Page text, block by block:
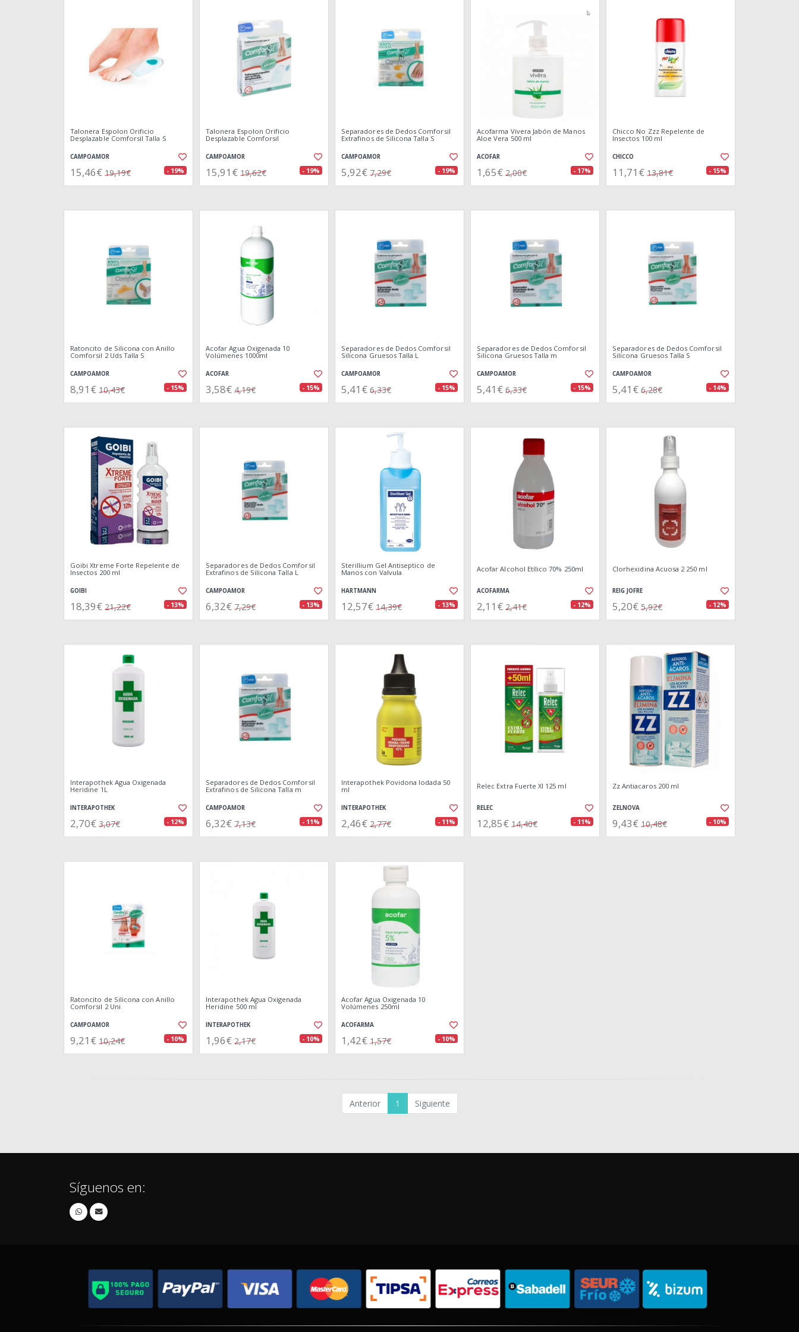
Talonera Espolon Orificio
Desplazable Comforsil Talla S
CAMPOAMOR
15,46€ 19,19€ - 19%
Talonera Espolon Orificio
Desplazable Comforsil
CAMPOAMOR
15,91€ 19,62€ - 19%
Separadores de Dedos Comforsil
Extrafinos de Silicona Talla S
CAMPOAMOR
5,92€ 7,29€ - 19%
Acofarma Vivera Jabón de Manos
Aloe Vera 500 ml
ACOFAR
1,65€ 2,00€ - 17%
Chicco No Zzz Repelente de
Insectos 100 ml
CHICCO
11,71€ 13,81€ - 15%
Ratoncito de Silicona con Anillo
Comforsil 2 Uds Talla S
CAMPOAMOR
8,91€ 10,43€ - 15%
Acofar Agua Oxigenada 10
Volúmenes 1000ml
ACOFAR
3,58€ 4,19€ - 15%
Separadores de Dedos Comforsil
Silicona Gruesos Talla L
CAMPOAMOR
5,41€ 6,33€ - 15%
Separadores de Dedos Comforsil
Silicona Gruesos Talla m
CAMPOAMOR
5,41€ 6,33€ - 15%
Separadores de Dedos Comforsil
Silicona Gruesos Talla S
CAMPOAMOR
5,41€ 6,28€ - 14%
Goibi Xtreme Forte Repelente de
Insectos 200 ml
GOIBI
18,39€ 21,22€ - 13%
Separadores de Dedos Comforsil
Extrafinos de Silicona Talla L
CAMPOAMOR
6,32€ 7,29€ - 13%
Sterillium Gel Antiseptico de
Manos con Valvula
HARTMANN
12,57€ 14,39€ - 13%
Acofar Alcohol Etílico 70% 250ml
ACOFARMA
2,11€ 2,41€ - 12%
Clorhexidina Acuosa 2 250 ml
REIG JOFRE
5,20€ 5,92€ - 12%
Interapothek Agua Oxigenada
Heridine 1L
INTERAPOTHEK
2,70€ 3,07€ - 12%
Separadores de Dedos Comforsil
Extrafinos de Silicona Talla m
CAMPOAMOR
6,32€ 7,13€ - 11%
Interapothek Povidona Iodada 50
ml
INTERAPOTHEK
2,46€ 2,77€ - 11%
Relec Extra Fuerte Xl 125 ml
RELEC
12,85€ 14,40€ - 11%
Zz Antiacaros 200 ml
ZELNOVA
9,43€ 10,48€ - 10%
Ratoncito de Silicona con Anillo
Comforsil 2 Uni
CAMPOAMOR
9,21€ 10,24€ - 10%
Interapothek Agua Oxigenada
Heridine 500 ml
INTERAPOTHEK
1,96€ 2,17€ - 10%
Acofar Agua Oxigenada 10
Volúmenes 250ml
ACOFARMA
1,42€ 1,57€ - 10%
Anterior 1 Siguiente
Síguenos en: